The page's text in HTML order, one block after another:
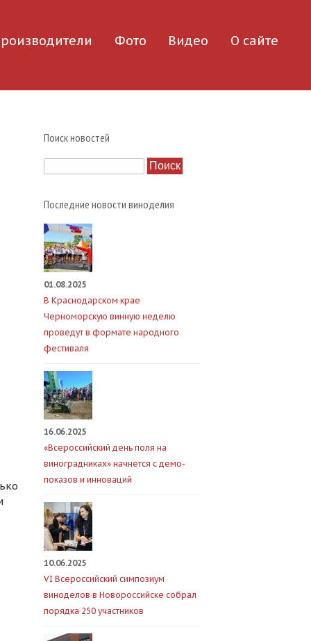
Фото Видео О сайте
Государств
Поиск новостей
Последние новости виноделия
01.08.2025
В Краснодарском крае
Черноморскую винную неделю
проведут в формате народного
фестиваля
16.06.2025
«Всероссийский день поля на
виноградниках» начнется с демо-
показов и инноваций
10.06.2025
VI Всероссийский симпозиум
виноделов в Новороссийске собрал
порядка 250 участников